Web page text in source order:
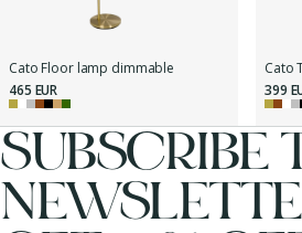
Cato Floor lamp dimmable
465 EUR
Cato
399
SUBSCRIBE